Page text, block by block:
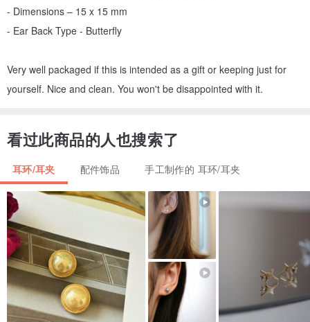
- Dimensions – 15 x 15 mm
- Ear Back Type - Butterfly
Very well packaged if this is intended as a gift or keeping just for
yourself. Nice and clean. You won't be disappointed with it.
看过此商品的人也搜索了
耳环/耳夹 配件饰品 手工制作的 耳环/耳夹